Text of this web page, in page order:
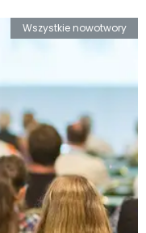
Wszystkie nowotwory